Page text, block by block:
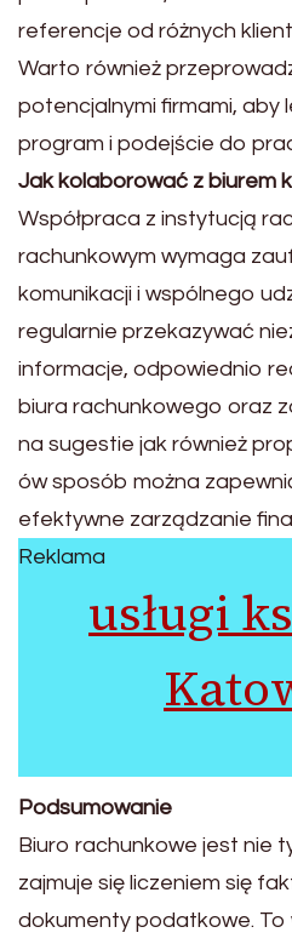
referencje od różnych
Warto również
potencjalnymi firmami, aby
program i podejście do
Jak kolaborować z biurem
Współpraca z instytucją
rachunkowym wymaga
komunikacji i wspólnego
regularnie przekazywać
informacje, odpowiednio
biura rachunkowego oraz
na sugestie jak również
ów sposób można
efektywne zarządzanie
Reklama
usługi
Podsumowanie
Biuro rachunkowe jest nie
zajmuje się liczeniem się
dokumenty podatkowe. To